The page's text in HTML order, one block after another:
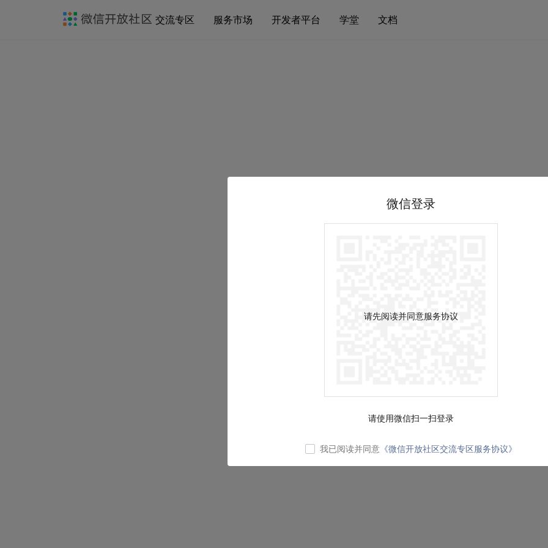
交流专区 服务市场 开发者平台 学堂 文档
微信登录
请先阅读并同意服务协议
请使用微信扫一扫登录
我已阅读并同意 《微信开放社区交流专区服务协议》